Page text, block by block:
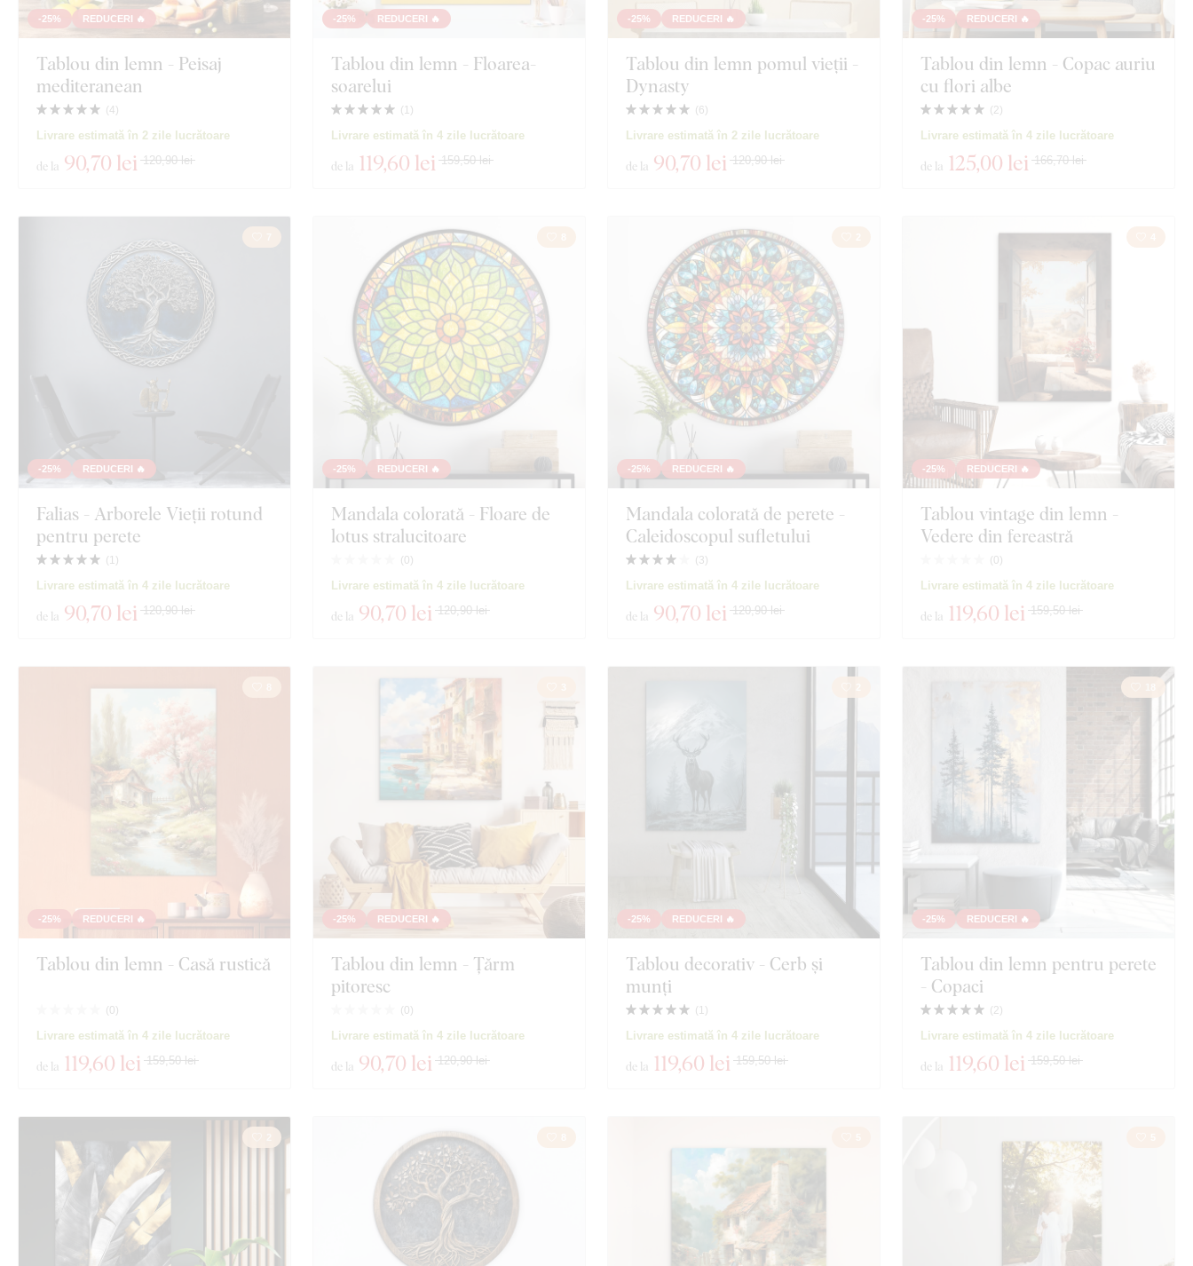
-25% REDUCERI 🔥
Tablou din lemn - Peisaj
mediteranean
(4 )
Livrare estimată în 2 zile lucrătoare
de la 90,70 lei 120,90 lei
-25% REDUCERI 🔥
Tablou din lemn - Floarea-
soarelui
(1)
Livrare estimată în 4 zile lucrătoare
de la 119,60 lei 159,50 lei
-25% REDUCERI 🔥
Tablou din lemn pomul vieții -
Dynasty
(6)
Livrare estimată în 2 zile lucrătoare
de la 90,70 lei 120,90 lei
-25% REDUCERI 🔥
Tablou din lemn - Copac auriu
cu flori albe
(2)
Livrare estimată în 4 zile lucrătoare
de la 125,00 lei 166,70 lei
-25% REDUCERI 🔥
Falias - Arborele Vieții rotund
pentru perete
(1)
Livrare estimată în 4 zile lucrătoare
de la 90,70 lei 120,90 lei
-25% REDUCERI 🔥
Mandala colorată - Floare de
lotus stralucitoare
( 0)
Livrare estimată în 4 zile lucrătoare
de la 90,70 lei 120,90 lei
-25% REDUCERI 🔥
Mandala colorată de perete -
Caleidoscopul sufletului
(3)
Livrare estimată în 4 zile lucrătoare
de la 90,70 lei 120,90 lei
-25% REDUCERI 🔥
Tablou vintage din lemn -
Vedere din fereastră
( 0)
Livrare estimată în 4 zile lucrătoare
de la 119,60 lei 159,50 lei
-25% REDUCERI 🔥
Tablou din lemn - Casă rustică
( 0)
Livrare estimată în 4 zile lucrătoare
de la 119,60 lei 159,50 lei
-25% REDUCERI 🔥
Tablou din lemn - Țărm
pitoresc
( 0)
Livrare estimată în 4 zile lucrătoare
de la 90,70 lei 120,90 lei
-25% REDUCERI 🔥
Tablou decorativ - Cerb și
munți
(1)
Livrare estimată în 4 zile lucrătoare
de la 119,60 lei 159,50 lei
-25% REDUCERI 🔥
Tablou din lemn pentru perete
- Copaci
(2)
Livrare estimată în 4 zile lucrătoare
de la 119,60 lei 159,50 lei